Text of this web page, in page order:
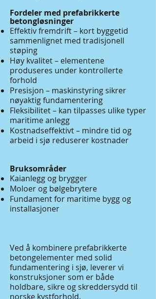
Fordeler med prefabrikkerte
betongløsninger
Effektiv fremdrift – kort byggetid
sammenlignet med tradisjonell
støping
Høy kvalitet – elementene
produseres under kontrollerte
forhold
Presisjon – maskinstyring sikrer
nøyaktig fundamentering
Fleksibilitet – kan tilpasses ulike typer
maritime anlegg
Kostnadseffektivt – mindre tid og
arbeid i sjø reduserer kostnader
Bruksområder
Kaianlegg og brygger
Moloer og bølgebrytere
Fundament for maritime bygg og
installasjoner
Ved å kombinere prefabrikkerte
betongelementer med solid
fundamentering i sjø, leverer vi
konstruksjoner som er både
holdbare, sikre og skreddersydd til
norske kystforhold.